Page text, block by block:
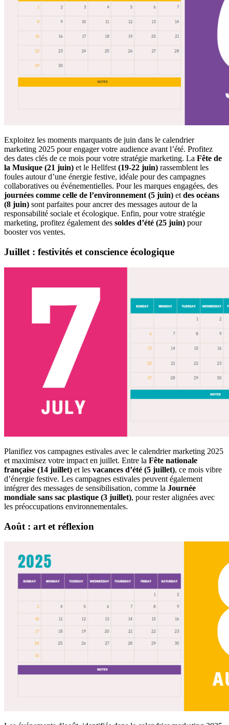
Exploitez les moments marquants de juin dans le calendrier
marketing 2025 pour engager votre audience avant l’été. Profitez
des dates clés de ce mois pour votre stratégie marketing. La Fête de
la Musique (21 juin) et le Hellfest (19-22 juin) rassemblent les
foules autour d’une énergie festive, idéale pour des campagnes
collaboratives ou événementielles. Pour les marques engagées, des
journées comme celle de l’environnement (5 juin) et des océans
(8 juin) sont parfaites pour ancrer des messages autour de la
responsabilité sociale et écologique. Enfin, pour votre stratégie
marketing, profitez également des soldes d’été (25 juin) pour
booster vos ventes.
Juillet : festivités et conscience écologique
Planifiez vos campagnes estivales avec le calendrier marketing 2025
et maximisez votre impact en juillet. Entre la Fête nationale
française (14 juillet) et les vacances d’été (5 juillet), ce mois vibre
d’énergie festive. Les campagnes estivales peuvent également
intégrer des messages de sensibilisation, comme la Journée
mondiale sans sac plastique (3 juillet), pour rester alignées avec
les préoccupations environnementales.
Août : art et réflexion